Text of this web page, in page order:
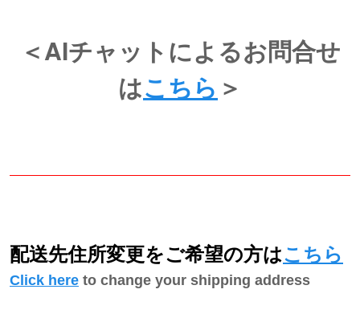
＜AIチャットによるお問合せ
はこちら ＞
配送先住所変更をご希望の方はこちら
Click here to change your shipping address